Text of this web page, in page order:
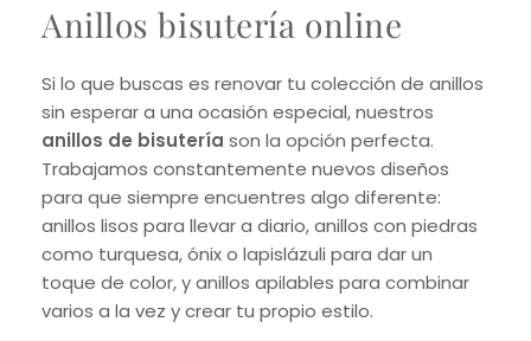
Anillos bisutería online
Si lo que buscas es renovar tu colección de anillos
sin esperar a una ocasión especial, nuestros
anillos de bisuteríason la opción perfecta.
Trabajamos constantemente nuevos diseños
para que siempre encuentres algo diferente:
anillos lisos para llevar a diario, anillos con piedras
como turquesa, ónix o lapislázuli para dar un
toque de color, y anillos apilables para combinar
varios a la vez y crear tu propio estilo.